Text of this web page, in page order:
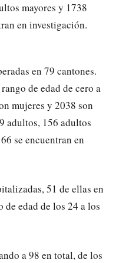
mayores y 1738
en investigación.
en 79 cantones.
de edad de cero a
mujeres y 2038 son
adultos, 156 adultos
se encuentran en
51 de ellas en
edad de los 24 a los
a 98 en total, de los